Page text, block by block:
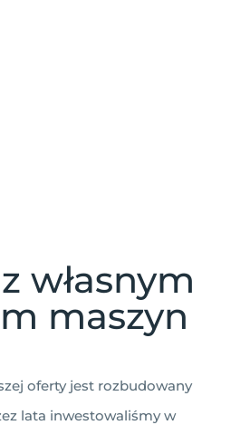
własnym
maszyn
oferty jest rozbudowany
lata inwestowaliśmy w